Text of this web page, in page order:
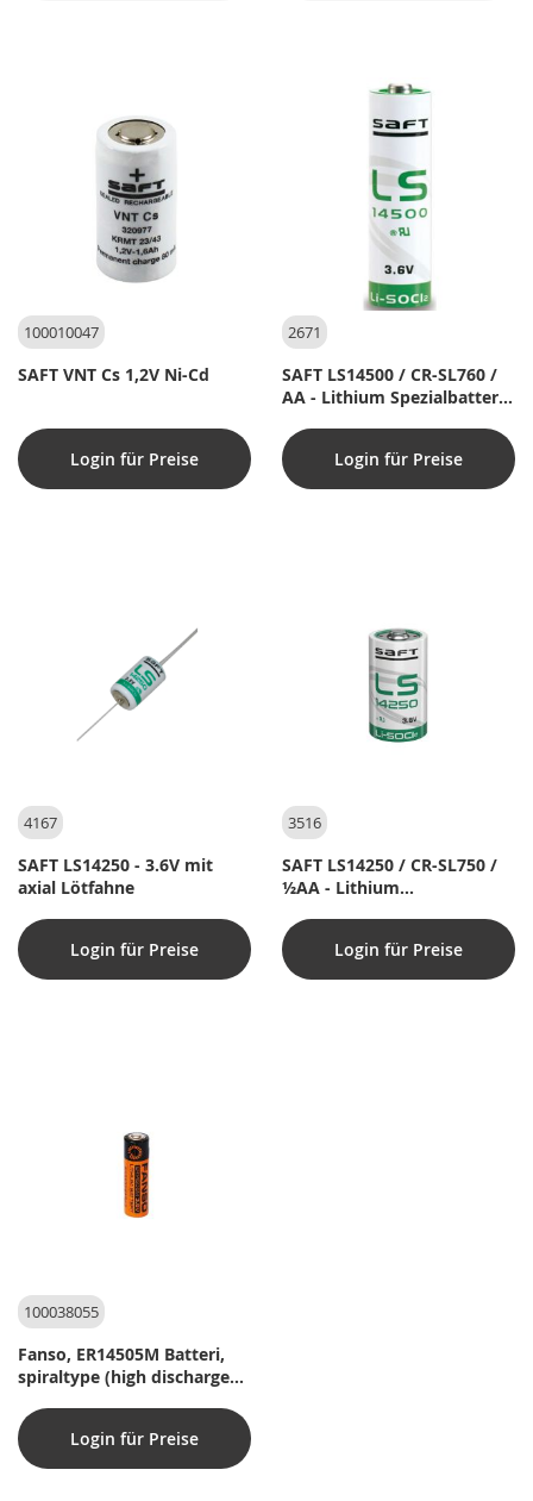
100010047
SAFT VNT Cs 1,2V Ni-Cd
Login für Preise
2671
SAFT LS14500 / CR-SL760 /
AA - Lithium Spezialbatterie
Login für Preise
4167
SAFT LS14250 - 3.6V mit
axial Lötfahne
Login für Preise
3516
SAFT LS14250 / CR-SL750 /
½AA - Lithium
Login für Preise
100038055
Fanso, ER14505M Batteri,
spiraltype (high discharge
Login für Preise